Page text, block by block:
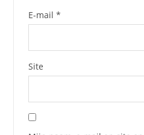
E-mail *
Site